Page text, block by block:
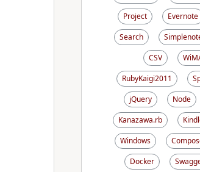
Project
Evernote
Search
CSV
RubyKaigi2011
jQuery
Node
Kanazawa.rb
Windows
Docker